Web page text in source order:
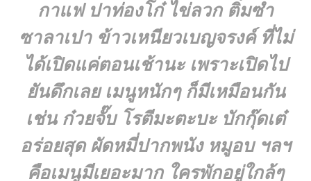
กาแฟ ปาท่องโก๋ ไข่ลวก ติ่มซำ
ซาลาเปา ข้าวเหนียวเบญจรงค์ ที่ไม่
ได้เปิดแค่ตอนเช้านะ เพราะเปิดไป
ยันดึกเลย เมนูหนักๆ ก็มีเหมือนกัน
เช่น ก๋วยจั๊บ โรตีมะตะบะ บักกุ๊ดเต๋
อร่อยสุด ผัดหมี่ปากพนัง หมูอบ ฯลฯ
คือเมนูมีเยอะมาก ใครพักอยู่ใกล้ๆ